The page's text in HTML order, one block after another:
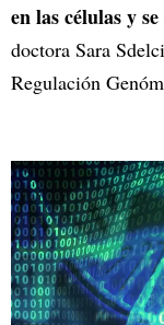
en las células y
doctora Sara
Regulación